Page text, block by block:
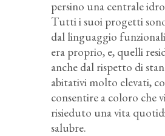
persino una centrale
Tutti i suoi progetti
dal linguaggio
era proprio, e, quelli
anche dal rispetto di
abitativi molto elevati,
consentire a coloro che
risieduto una vita
salubre.